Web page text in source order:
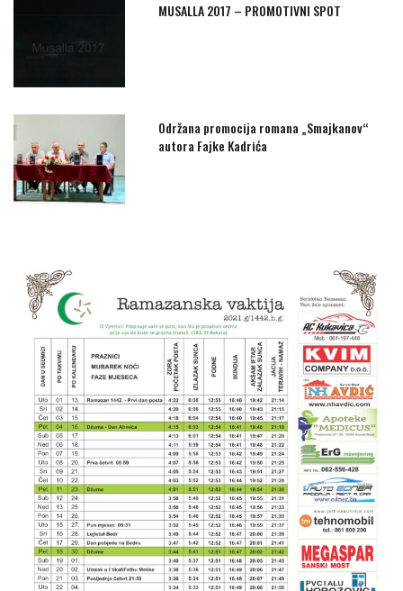
MUSALLA 2017 – PROMOTIVNI SPOT
Održana promocija romana „Smajkanov“
autora Fajke Kadrića